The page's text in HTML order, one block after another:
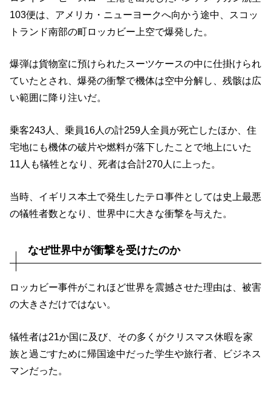
103便は、アメリカ・ニューヨークへ向かう途中、スコッ
トランド南部の町ロッカビー上空で爆発した。
爆弾は貨物室に預けられたスーツケースの中に仕掛けられ
ていたとされ、爆発の衝撃で機体は空中分解し、残骸は広
い範囲に降り注いだ。
乗客243人、乗員16人の計259人全員が死亡したほか、住
宅地にも機体の破片や燃料が落下したことで地上にいた
11人も犠牲となり、死者は合計270人に上った。
当時、イギリス本土で発生したテロ事件としては史上最悪
の犠牲者数となり、世界中に大きな衝撃を与えた。
なぜ世界中が衝撃を受けたのか
ロッカビー事件がこれほど世界を震撼させた理由は、被害
の大きさだけではない。
犠牲者は21か国に及び、その多くがクリスマス休暇を家
族と過ごすために帰国途中だった学生や旅行者、ビジネス
マンだった。